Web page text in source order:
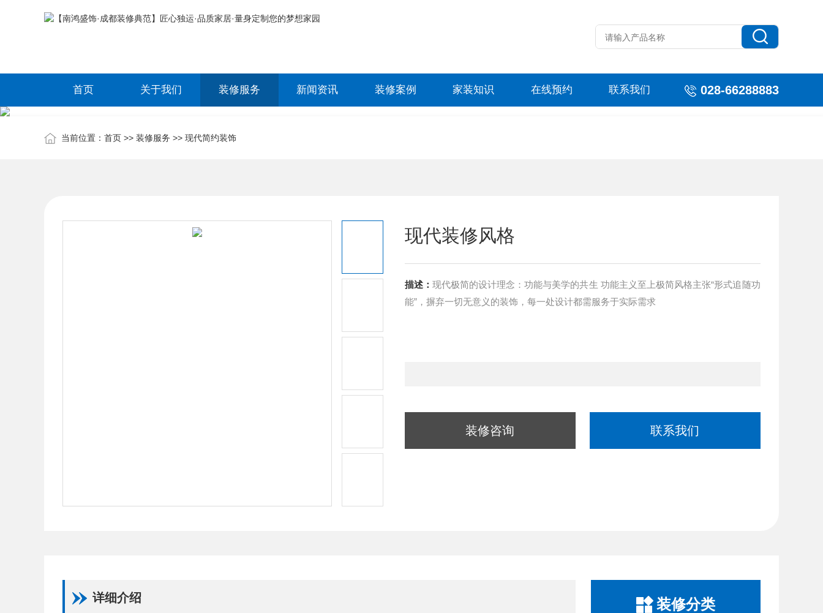
首页 关于我们 装修服务 新闻资讯 装修案例 家装知识 在线预约 联系我们 028-66288883
当前位置： 首页 >> 装修服务 >> 现代简约装饰
现代装修风格
描述： 现代极简的设计理念：功能与美学的共生 功能主义至上极简风格主张“形式追随功
能”，摒弃一切无意义的装饰，每一处设计都需服务于实际需求
装修咨询 联系我们
装修分类
详细介绍